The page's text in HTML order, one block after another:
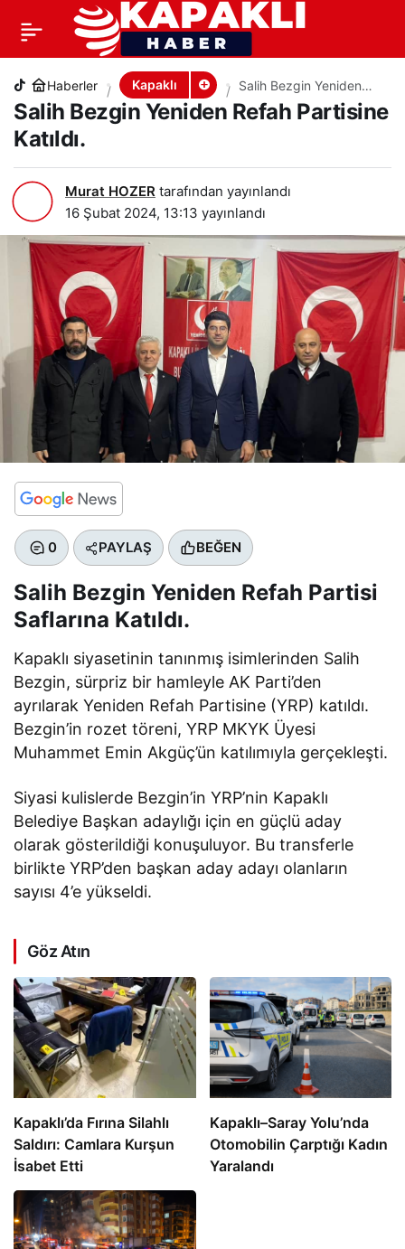
Haberler Kapaklı
Salih Bezgin Yeniden
Refah Partisine Katıldı.
Salih Bezgin Yeniden Refah Partisine
Katıldı.
Murat HOZER tarafından yayınlandı
16 Şubat 2024, 13:13 yayınlandı
0 PAYLAŞ BEĞEN
Salih Bezgin Yeniden Refah Partisi
Saflarına Katıldı.
Kapaklı siyasetinin tanınmış isimlerinden Salih
Bezgin, sürpriz bir hamleyle AK Parti’den
ayrılarak Yeniden Refah Partisine (YRP) katıldı.
Bezgin’in rozet töreni, YRP MKYK Üyesi
Muhammet Emin Akgüç’ün katılımıyla gerçekleşti.
Siyasi kulislerde Bezgin’in YRP’nin Kapaklı
Belediye Başkan adaylığı için en güçlü aday
olarak gösterildiği konuşuluyor. Bu transferle
birlikte YRP’den başkan aday adayı olanların
sayısı 4’e yükseldi.
Göz Atın
Kapaklı’da Fırına Silahlı
Saldırı: Camlara Kurşun
İsabet Etti
Kapaklı–Saray Yolu’nda
Otomobilin Çarptığı Kadın
Yaralandı
Salih Bezgin Yeniden Refah Partisine Katıldı.